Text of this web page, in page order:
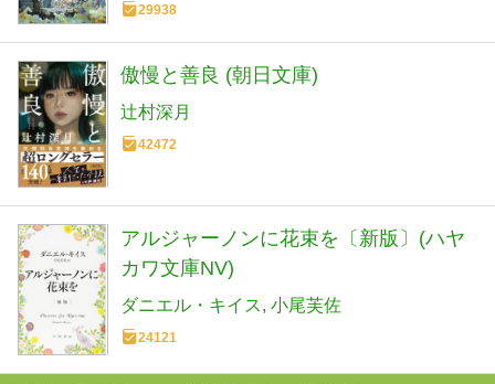
29938
傲慢と善良 (朝日文庫)
辻村深月
42472
アルジャーノンに花束を〔新版〕(ハヤ
カワ文庫NV)
ダニエル・キイス 小尾芙佐
24121